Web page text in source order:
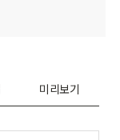
미리보기